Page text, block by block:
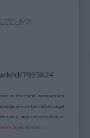
id/7935824
felhasználói tartalomnak
semmilyen felelősséget
a blog szerkesztőjéhez.
tájékoztatóban